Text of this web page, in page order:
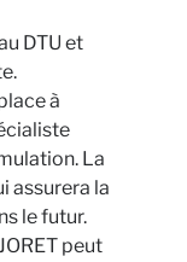
DTU et
à
La
assurera la
le futur.
peut